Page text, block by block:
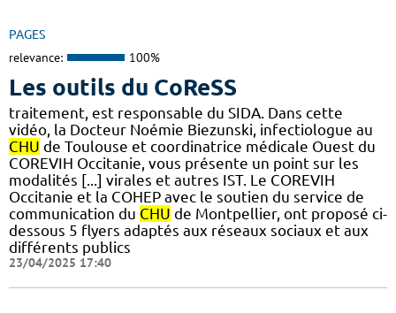
PAGES
relevance: 100%
Les outils du CoReSS
traitement, est responsable du SIDA. Dans cette
vidéo, la Docteur Noémie Biezunski, infectiologue au
CHU de Toulouse et coordinatrice médicale Ouest du
COREVIH Occitanie, vous présente un point sur les
modalités [...] virales et autres IST. Le COREVIH
Occitanie et la COHEP avec le soutien du service de
communication du CHU de Montpellier, ont proposé ci-
dessous 5 flyers adaptés aux réseaux sociaux et aux
différents publics
23/04/2025 17:40